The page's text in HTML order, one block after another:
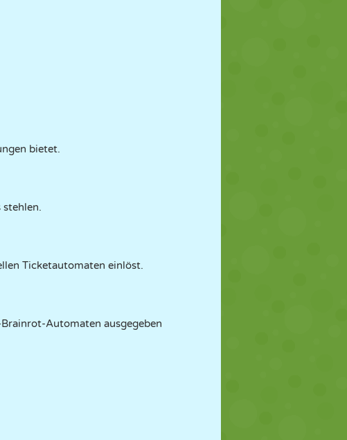
bietet.
stehlen.
Ticketautomaten einlöst.
Automaten ausgegeben